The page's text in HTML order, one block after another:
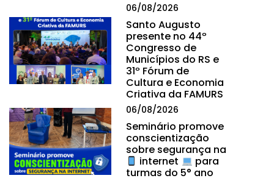
06/08/2026
Santo Augusto
presente no 44º
Congresso de
Municípios do RS e
31º Fórum de
Cultura e Economia
Criativa da FAMURS
06/08/2026
Seminário promove
conscientização
sobre segurança na
internet
para
turmas do 5° ano